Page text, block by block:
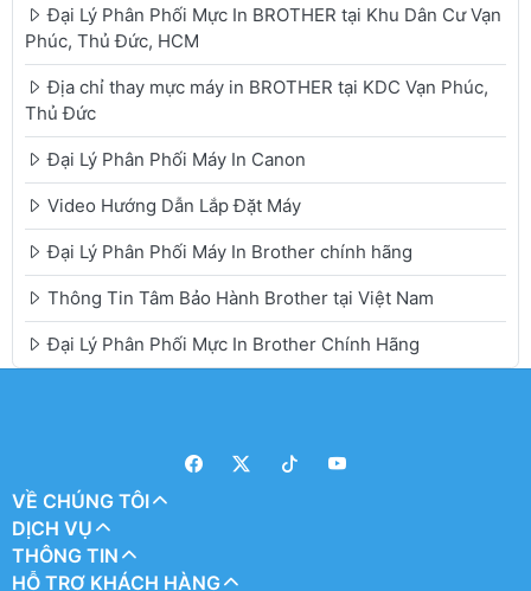
Đại Lý Phân Phối Mực In BROTHER tại Khu Dân Cư Vạn
Phúc, Thủ Đức, HCM
Địa chỉ thay mực máy in BROTHER tại KDC Vạn Phúc,
Thủ Đức
Đại Lý Phân Phối Máy In Canon
Video Hướng Dẫn Lắp Đặt Máy
Đại Lý Phân Phối Máy In Brother chính hãng
Thông Tin Tâm Bảo Hành Brother tại Việt Nam
Đại Lý Phân Phối Mực In Brother Chính Hãng
VỀ CHÚNG TÔI
DỊCH VỤ
THÔNG TIN
HỖ TRỢ KHÁCH HÀNG